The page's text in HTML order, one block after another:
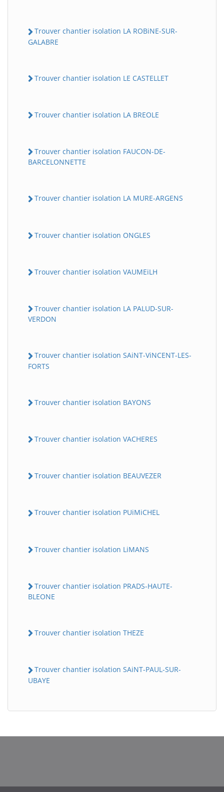
Trouver chantier isolation LA ROBiNE-SUR-
GALABRE
Trouver chantier isolation LE CASTELLET
Trouver chantier isolation LA BREOLE
Trouver chantier isolation FAUCON-DE-
BARCELONNETTE
Trouver chantier isolation LA MURE-ARGENS
Trouver chantier isolation ONGLES
Trouver chantier isolation VAUMEiLH
Trouver chantier isolation LA PALUD-SUR-
VERDON
Trouver chantier isolation SAiNT-ViNCENT-LES-
FORTS
Trouver chantier isolation BAYONS
Trouver chantier isolation VACHERES
Trouver chantier isolation BEAUVEZER
Trouver chantier isolation PUiMiCHEL
Trouver chantier isolation LiMANS
Trouver chantier isolation PRADS-HAUTE-
BLEONE
Trouver chantier isolation THEZE
Trouver chantier isolation SAiNT-PAUL-SUR-
UBAYE
BatiWebPro